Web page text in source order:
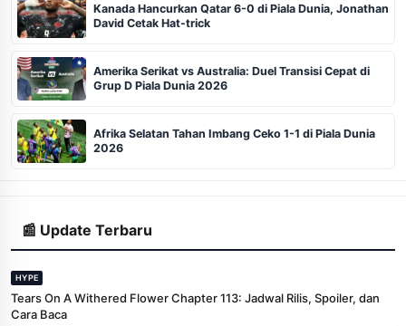
Kanada Hancurkan Qatar 6-0 di Piala Dunia, Jonathan
David Cetak Hat-trick
Amerika Serikat vs Australia: Duel Transisi Cepat di
Grup D Piala Dunia 2026
Afrika Selatan Tahan Imbang Ceko 1-1 di Piala Dunia
2026
📰 Update Terbaru
HYPE
Tears On A Withered Flower Chapter 113: Jadwal Rilis, Spoiler, dan
Cara Baca